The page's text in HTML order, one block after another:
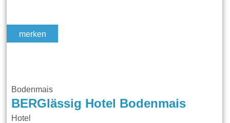
merken
Bodenmais
BERGlässig Hotel Bodenmais
Hotel